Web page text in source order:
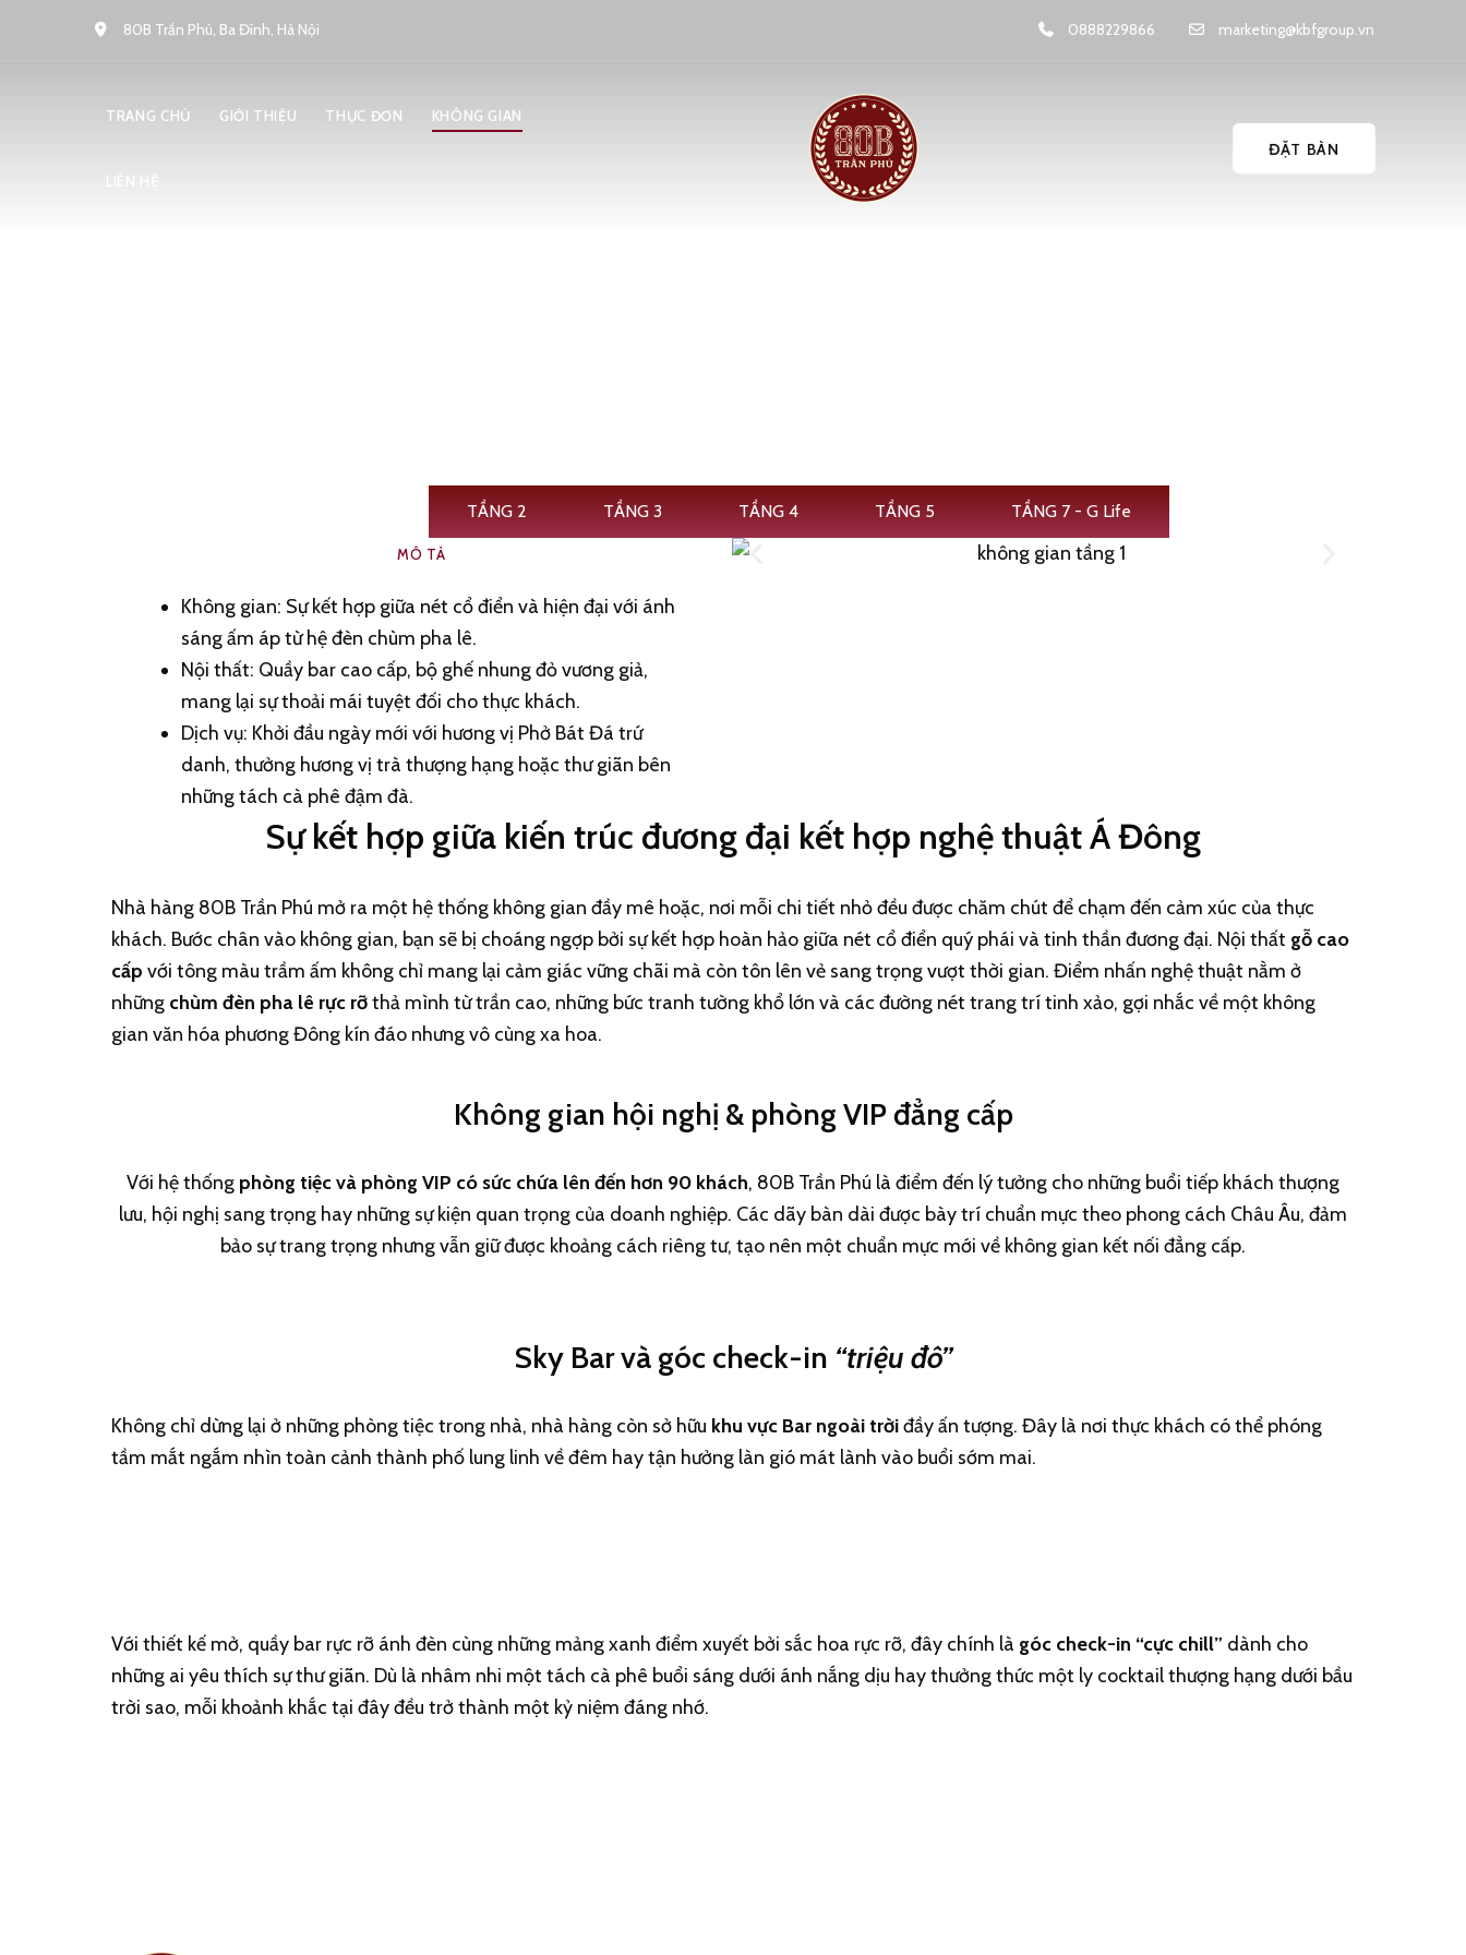
80B Trần Phú, Ba Đình, Hà Nội 0888229866 marketing@kbfgroup.vn
TRANG CHỦ GIỚI THIỆU THỰC ĐƠN KHÔNG GIAN
ĐẶT BÀN
TẦNG 2 TẦNG 3 TẦNG 4 TẦNG 5 TẦNG 7 - G Life
MÔ TẢ
Không gian: Sự kết hợp giữa nét cổ điển và hiện đại với ánh
sáng ấm áp từ hệ đèn chùm pha lê.
Nội thất: Quầy bar cao cấp, bộ ghế nhung đỏ vương giả,
mang lại sự thoải mái tuyệt đối cho thực khách.
Dịch vụ: Khởi đầu ngày mới với hương vị Phở Bát Đá trứ
danh, thưởng hương vị trà thượng hạng hoặc thư giãn bên
những tách cà phê đậm đà.
Sự kết hợp giữa kiến trúc đương đại kết hợp nghệ thuật Á Đông
Nhà hàng 80B Trần Phú mở ra một hệ thống không gian đầy mê hoặc, nơi mỗi chi tiết nhỏ đều được chăm chút để chạm đến cảm xúc của thực
khách. Bước chân vào không gian, bạn sẽ bị choáng ngợp bởi sự kết hợp hoàn hảo giữa nét cổ điển quý phái và tinh thần đương đại. Nội thất gỗ cao
cấp với tông màu trầm ấm không chỉ mang lại cảm giác vững chãi mà còn tôn lên vẻ sang trọng vượt thời gian. Điểm nhấn nghệ thuật nằm ở
những chùm đèn pha lê rực rỡthả mình từ trần cao, những bức tranh tường khổ lớn và các đường nét trang trí tinh xảo, gợi nhắc về một không
gian văn hóa phương Đông kín đáo nhưng vô cùng xa hoa.
Không gian hội nghị & phòng VIP đẳng cấp
Với hệ thống phòng tiệc và phòng VIP có sức chứa lên đến hơn 90 khách, 80B Trần Phú là điểm đến lý tưởng cho những buổi tiếp khách thượng
lưu, hội nghị sang trọng hay những sự kiện quan trọng của doanh nghiệp. Các dãy bàn dài được bày trí chuẩn mực theo phong cách Châu Âu, đảm
bảo sự trang trọng nhưng vẫn giữ được khoảng cách riêng tư, tạo nên một chuẩn mực mới về không gian kết nối đẳng cấp.
Sky Bar và góc check-in “triệu đô”
Không chỉ dừng lại ở những phòng tiệc trong nhà, nhà hàng còn sở hữu khu vực Bar ngoài trờiđầy ấn tượng. Đây là nơi thực khách có thể phóng
tầm mắt ngắm nhìn toàn cảnh thành phố lung linh về đêm hay tận hưởng làn gió mát lành vào buổi sớm mai.
Với thiết kế mở, quầy bar rực rỡ ánh đèn cùng những mảng xanh điểm xuyết bởi sắc hoa rực rỡ, đây chính là góc check-in “cực chill” dành cho
những ai yêu thích sự thư giãn. Dù là nhâm nhi một tách cà phê buổi sáng dưới ánh nắng dịu hay thưởng thức một ly cocktail thượng hạng dưới bầu
trời sao, mỗi khoảnh khắc tại đây đều trở thành một kỷ niệm đáng nhớ.